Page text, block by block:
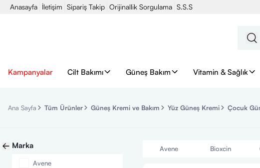
Anasayfa İletişim Sipariş Takip Orijinallik Sorgulama S.S.S
Kampanyalar Cilt Bakımı Güneş Bakım Vitamin & Sağlık
Ana Sayfa Tüm Ürünler Güneş Kremi ve Bakım Yüz Güneş Kremi Çocuk
Marka
Avene
Avene Bioxcin